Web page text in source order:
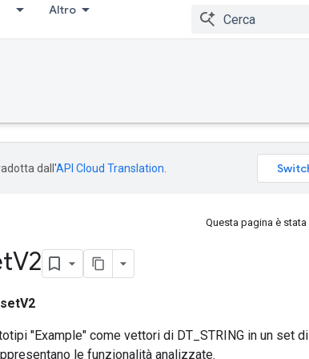
Altro
dall'API Cloud Translation
Questa pagina è stata
V2
"Example" come vettori di DT_STRING in un set
le funzionalità analizzate.